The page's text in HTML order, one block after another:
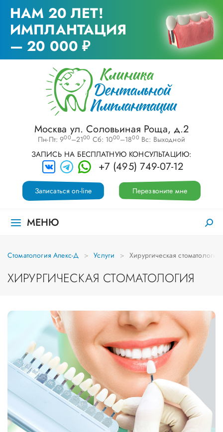
НАМ 20 ЛЕТ!
ИМПЛАНТАЦИЯ
— 20 000 ₽
Москва ул. Соловьиная Роща, д.2
Пн-Пт: 900–2100 Сб: 1000–1800 Вс: Выходной
ЗАПИСЬ НА БЕСПЛАТНУЮ КОНСУЛЬТАЦИЮ:
+7 (495) 749-07-12
Перезвоните мне
Записаться on-line
МЕНЮ
Стоматология Апекс-Д Услуги Хирургическая стоматология
ХИРУРГИЧЕСКАЯ СТОМАТОЛОГИЯ